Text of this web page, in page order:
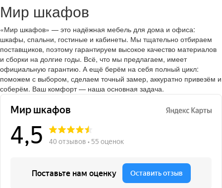
Мир шкафов
«Мир шкафов» — это надёжная мебель для дома и офиса:
шкафы, спальни, гостиные и кабинеты. Мы тщательно отбираем
поставщиков, поэтому гарантируем высокое качество материалов
и сборки на долгие годы. Всё, что мы предлагаем, имеет
официальную гарантию. А ещё берём на себя полный цикл:
поможем с выбором, сделаем точный замер, аккуратно привезём и
соберём. Ваш комфорт — наша основная задача.